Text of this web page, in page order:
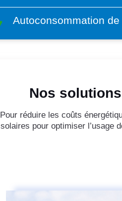
Autoconsommation
Nos
Pour réduire les coûts
solaires pour optimiser l’usage